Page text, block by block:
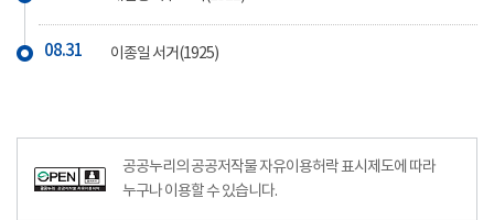
08.31 이종일 서거(1925)
공공누리의 공공저작물 자유이용허락 표시제도에 따라
누구나 이용할 수 있습니다.